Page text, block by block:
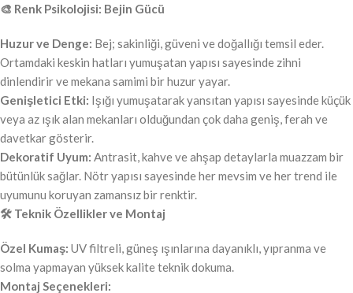
🎨 Renk Psikolojisi: Bejin Gücü
Huzur ve Denge: Bej; sakinliği, güveni ve doğallığı temsil eder.
Ortamdaki keskin hatları yumuşatan yapısı sayesinde zihni
dinlendirir ve mekana samimi bir huzur yayar.
Genişletici Etki: Işığı yumuşatarak yansıtan yapısı sayesinde küçük
veya az ışık alan mekanları olduğundan çok daha geniş, ferah ve
davetkar gösterir.
Dekoratif Uyum: Antrasit, kahve ve ahşap detaylarla muazzam bir
bütünlük sağlar. Nötr yapısı sayesinde her mevsim ve her trend ile
uyumunu koruyan zamansız bir renktir.
🛠️ Teknik Özellikler ve Montaj
Özel Kumaş: UV filtreli, güneş ışınlarına dayanıklı, yıpranma ve
solma yapmayan yüksek kalite teknik dokuma.
Montaj Seçenekleri: